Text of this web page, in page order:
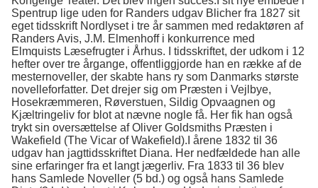
Spentrup lige uden for Randers udgav Blicher fra 1827 sit
eget tidsskrift Nordlyset i tre år sammen med redaktøren af
Randers Avis, J.M. Elmenhoff i konkurrence med
Elmquists Læsefrugter i Århus. I tidsskriftet, der udkom i 12
hefter over tre årgange, offentliggjorde han en række af de
mesternoveller, der skabte hans ry som Danmarks største
novelleforfatter. Det drejer sig om Præsten i Vejlbye,
Hosekræmmeren, Røverstuen, Sildig Opvaagnen og
Kjæltringeliv for blot at nævne nogle få. Her fik han også
trykt sin oversættelse af Oliver Goldsmiths Præsten i
Wakefield (The Vicar of Wakefield).I årene 1832 til 36
udgav han jagttidsskriftet Diana. Her nedfældede han alle
sine erfaringer fra et langt jægerliv. Fra 1833 til 36 blev
hans Samlede Noveller (5 bd.) og også hans Samlede